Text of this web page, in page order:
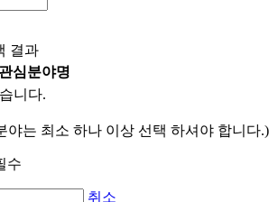
결과
관심분야명
니다.
야는 최소 하나 이상 선택 하셔야 합니다.)
취소